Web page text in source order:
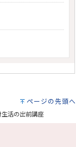
ページの先頭へ
生活の出前講座